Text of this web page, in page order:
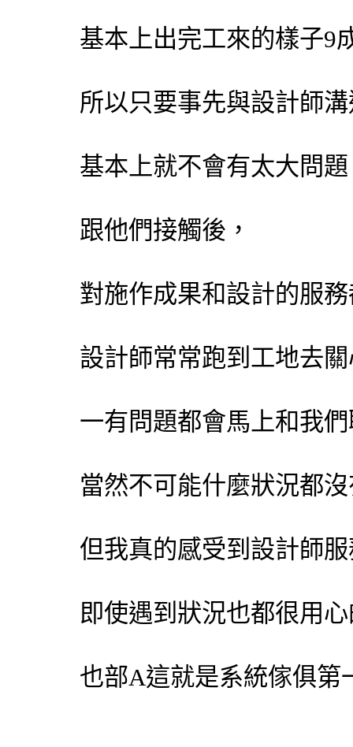
基本上出完工來的樣子9
所以只要事先與設計師
基本上就不會有太大問題
跟他們接觸後，
對施作成果和設計的服
設計師常常跑到工地去
一有問題都會馬上和我
當然不可能什麼狀況都
但我真的感受到設計師
即使遇到狀況也都很用
也部A這就是系統傢俱第